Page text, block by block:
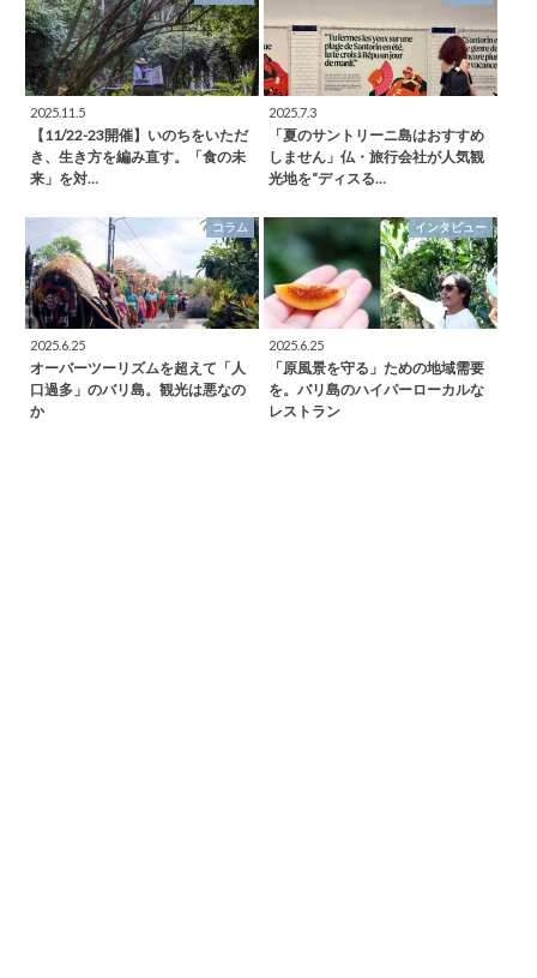
2025.11.5
【11/22-23開催】いのちをいただ
き、生き方を編み直す。「食の未
来」を対…
2025.7.3
「夏のサントリーニ島はおすすめ
しません」仏・旅行会社が人気観
光地を“ディスる…
コラム
2025.6.25
オーバーツーリズムを超えて「人
口過多」のバリ島。観光は悪なの
か
インタビュー
2025.6.25
「原風景を守る」ための地域需要
を。バリ島のハイパーローカルな
レストラン